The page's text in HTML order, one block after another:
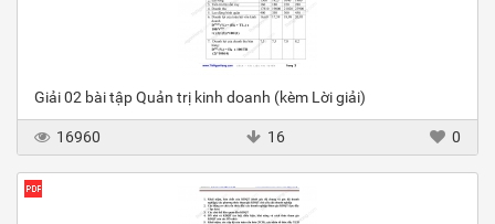
Giải 02 bài tập Quản trị kinh doanh (kèm Lời giải)
16960 16 0